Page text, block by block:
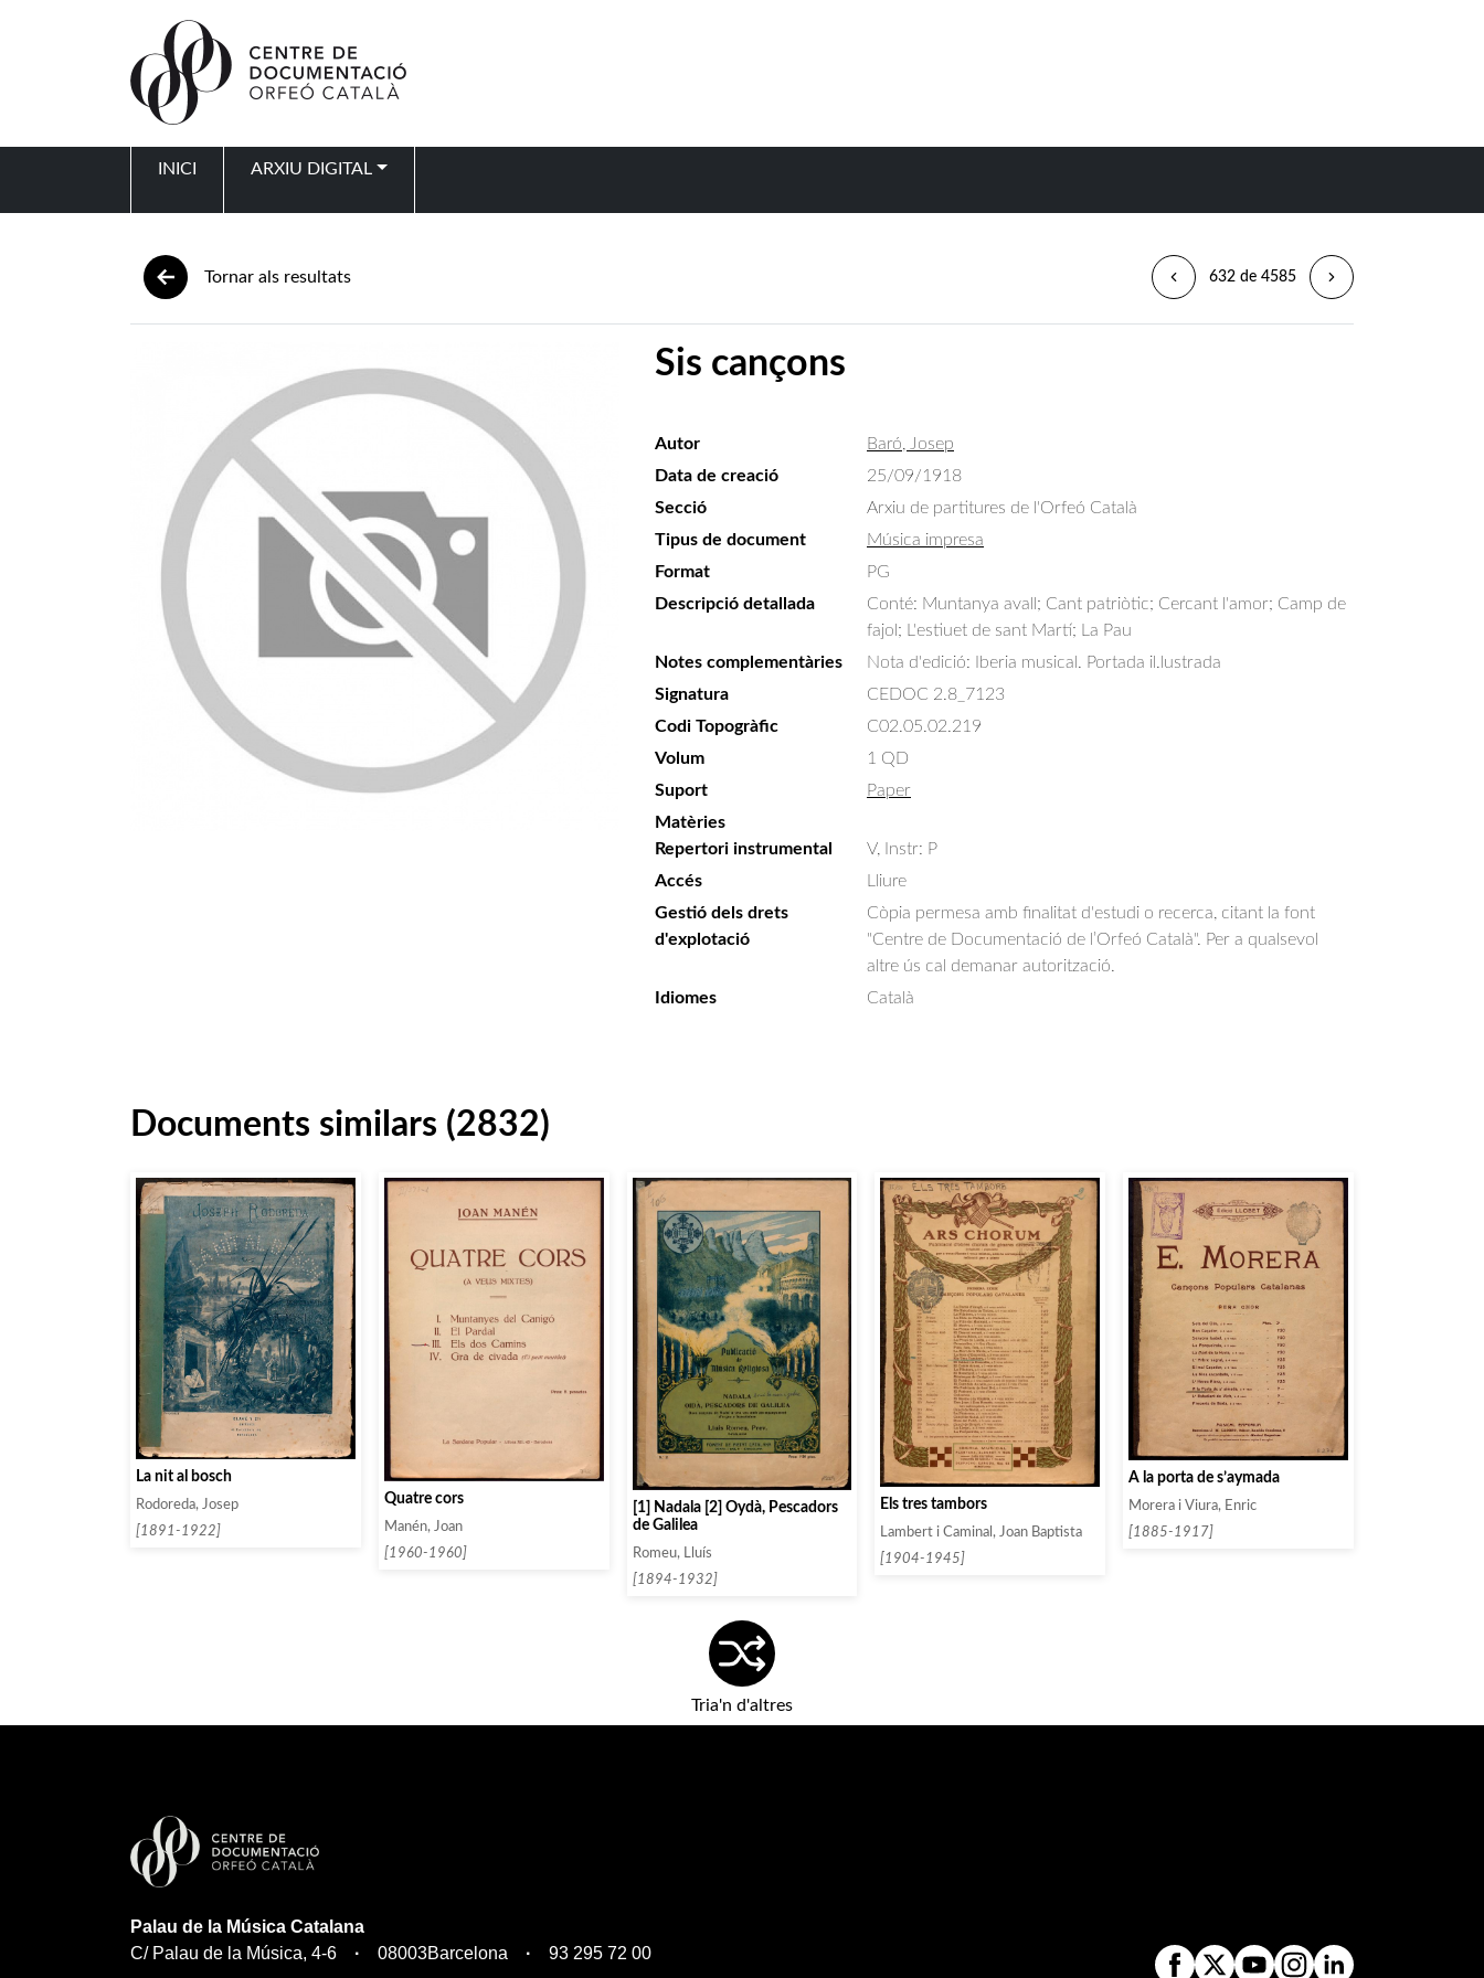
INICI ARXIU DIGITAL
Tornar als resultats 632 de 4585
Sis cançons
Autor
Baró, Josep
Data de creació
25/09/1918
Secció
Arxiu de partitures de l'Orfeó Català
Tipus de document
Música impresa
Format
PG
Descripció detallada
Conté: Muntanya avall; Cant patriòtic; Cercant l'amor; Camp de
fajol; L'estiuet de sant Martí; La Pau
Notes complementàries
Nota d'edició: Iberia musical. Portada il.lustrada
Signatura
CEDOC 2.8_7123
Codi Topogràfic
C02.05.02.219
Volum
1 QD
Suport
Paper
Matèries
Repertori instrumental
V, Instr: P
Accés
Lliure
Gestió dels drets
d'explotació
Còpia permesa amb finalitat d'estudi o recerca, citant la font
"Centre de Documentació de l’Orfeó Català". Per a qualsevol
altre ús cal demanar autorització.
Idiomes
Català
Documents similars (2832)
La nit al bosch
Rodoreda, Josep
[1891-1922]
Quatre cors
Manén, Joan
[1960-1960]
[1] Nadala [2] Oydà, Pescadors
de Galilea
Romeu, Lluís
[1894-1932]
Els tres tambors
Lambert i Caminal, Joan Baptista
[1904-1945]
A la porta de s’aymada
Morera i Viura, Enric
[1885-1917]
Tria'n d'altres
Palau de la Música Catalana
C/ Palau de la Música, 4-6
08003Barcelona 93 295 72 00